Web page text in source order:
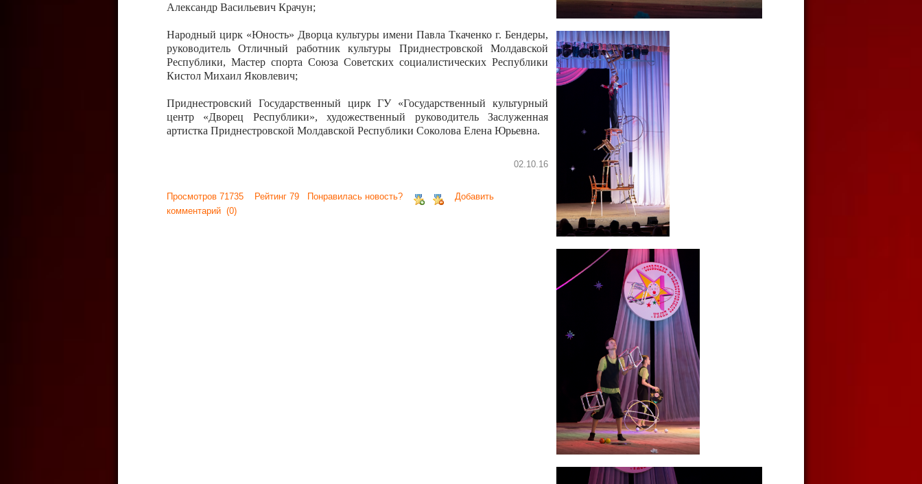
Александр Васильевич Крачун;
Народный цирк «Юность» Дворца культуры имени Павла Ткаченко г. Бендеры,
руководитель Отличный работник культуры Приднестровской Молдавской
Республики, Мастер спорта Союза Советских социалистических Республики
Кистол Михаил Яковлевич;
Приднестровский Государственный цирк ГУ «Государственный культурный
центр «Дворец Республики», художественный руководитель Заслуженная
артистка Приднестровской Молдавской Республики Соколова Елена Юрьевна.
02.10.16
Просмотров 71735 Рейтинг 79 Понравилась новость?
Добавить
комментарий (0)